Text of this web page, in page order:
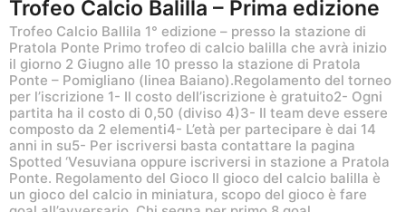
Trofeo Calcio Balilla – Prima edizione
Trofeo Calcio Ballila 1° edizione – presso la stazione di
Pratola Ponte Primo trofeo di calcio balilla che avrà inizio
il giorno 2 Giugno alle 10 presso la stazione di Pratola
Ponte – Pomigliano (linea Baiano).Regolamento del torneo
per l’iscrizione 1- Il costo dell’iscrizione è gratuito2- Ogni
partita ha il costo di 0,50 (diviso 4)3- Il team deve essere
composto da 2 elementi4- L’età per partecipare è dai 14
anni in su5- Per iscriversi basta contattare la pagina
Spotted ‘Vesuviana oppure iscriversi in stazione a Pratola
Ponte. Regolamento del Gioco Il gioco del calcio balilla è
un gioco del calcio in miniatura, scopo del gioco è fare